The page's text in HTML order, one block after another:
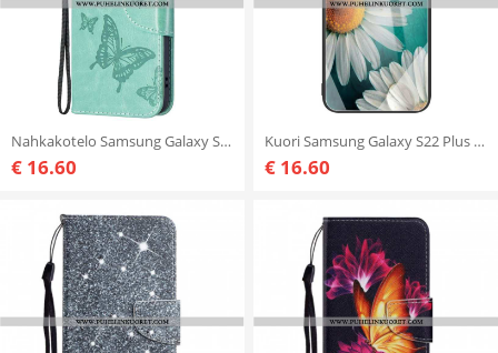
Nahkakotelo Samsung Galaxy S22 Plus 5G Perhosia Lennossa Lanyardin Kanssa
€ 16.60
Kuori Samsung Galaxy S22 Plus 5G Kasviskarkaistu Lasi
€ 16.60